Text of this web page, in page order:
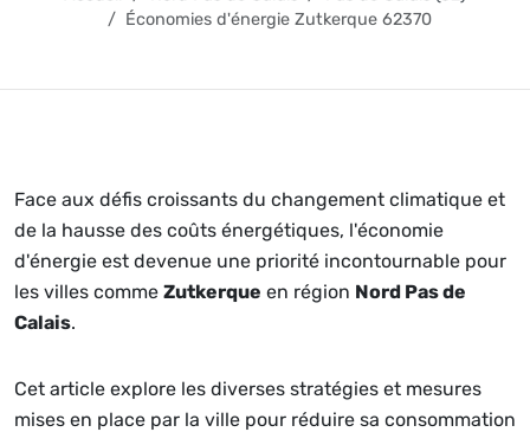
Économies d'énergie Zutkerque 62370
Face aux défis croissants du changement climatique et
de la hausse des coûts énergétiques, l'économie
d'énergie est devenue une priorité incontournable pour
les villes comme Zutkerque en région Nord Pas de
Calais.
Cet article explore les diverses stratégies et mesures
mises en place par la ville pour réduire sa consommation